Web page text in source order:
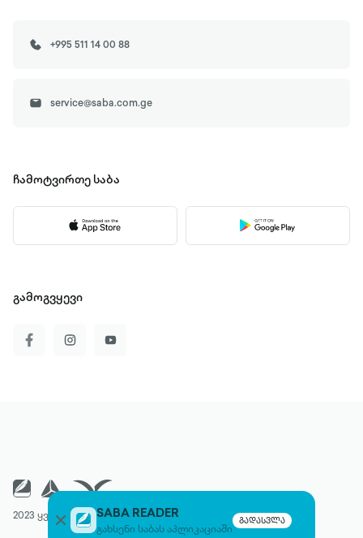
SABA READER
გახსენი საბას აპლიკაციაში
გადასვლა
+995 511 14 00 88
service@saba.com.ge
ჩამოტვირთე საბა
გამოგვყევი
2023 ყველა უფლება დაცულია